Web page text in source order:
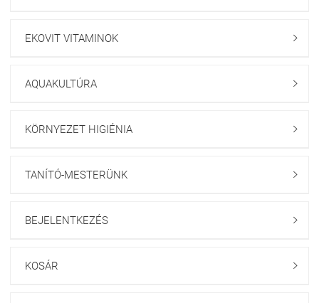
EKOVIT VITAMINOK 
AQUAKULTÚRA 
KÖRNYEZET HIGIÉNIA 
TANÍTÓ-MESTERÜNK 
BEJELENTKEZÉS 
KOSÁR 